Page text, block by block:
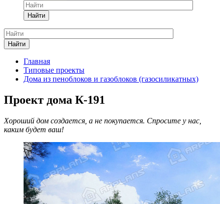
Найти
Найти
Главная
Типовые проекты
Дома из пеноблоков и газоблоков (газосиликатных)
Проект дома К-191
Хороший дом создается, а не покупается. Спросите у нас,
каким будет ваш!